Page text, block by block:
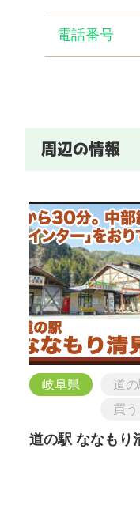
電話番号
周辺の情報
岐阜県 道の
買う
道の駅 ななもり